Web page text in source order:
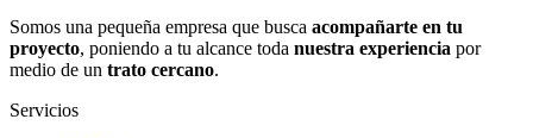
Somos una pequeña empresa que busca acompañarte en tu
proyecto, poniendo a tu alcance toda nuestra experiencia por
medio de un trato cercano.
Servicios